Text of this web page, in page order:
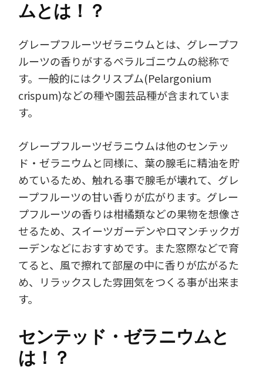
ムとは！？
グレープフルーツゼラニウムとは、グレープフ
ルーツの香りがするペラルゴニウムの総称で
す。一般的にはクリスプム(Pelargonium
crispum)などの種や園芸品種が含まれていま
す。
グレープフルーツゼラニウムは他のセンテッ
ド・ゼラニウムと同様に、葉の腺毛に精油を貯
めているため、触れる事で腺毛が壊れて、グレ
ープフルーツの甘い香りが広がります。グレー
プフルーツの香りは柑橘類などの果物を想像さ
せるため、スイーツガーデンやロマンチックガ
ーデンなどにおすすめです。また窓際などで育
てると、風で擦れて部屋の中に香りが広がるた
め、リラックスした雰囲気をつくる事が出来ま
す。
センテッド・ゼラニウムと
は！？